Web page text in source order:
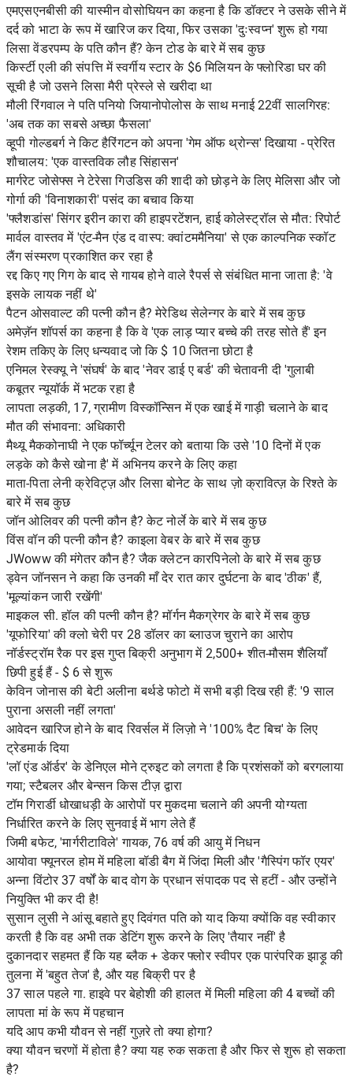
एमएसएनबीसी की यास्मीन वोसोघियन का कहना है कि डॉक्टर ने उसके सीने में
दर्द को भाटा के रूप में खारिज कर दिया, फिर उसका 'दुःस्वप्न' शुरू हो गया
लिसा वेंडरपम्प के पति कौन हैं? केन टोड के बारे में सब कुछ
किर्स्टी एली की संपत्ति में स्वर्गीय स्टार के $6 मिलियन के फ्लोरिडा घर की
सूची है जो उसने लिसा मैरी प्रेस्ले से खरीदा था
मौली रिंगवाल ने पति पनियो जियानोपोलोस के साथ मनाई 22वीं सालगिरह:
'अब तक का सबसे अच्छा फैसला'
व्हूपी गोल्डबर्ग ने किट हैरिंगटन को अपना 'गेम ऑफ थ्रोन्स' दिखाया - प्रेरित
शौचालय: 'एक वास्तविक लौह सिंहासन'
मार्गरेट जोसेफ्स ने टेरेसा गिउडिस की शादी को छोड़ने के लिए मेलिसा और जो
गोर्गा की 'विनाशकारी' पसंद का बचाव किया
'फ्लैशडांस' सिंगर इरीन कारा की हाइपरटेंशन, हाई कोलेस्ट्रॉल से मौत: रिपोर्ट
मार्वल वास्तव में 'एंट-मैन एंड द वास्प: क्वांटममैनिया' से एक काल्पनिक स्कॉट
लैंग संस्मरण प्रकाशित कर रहा है
रद्द किए गए गिग के बाद से गायब होने वाले रैपर्स से संबंधित माना जाता है: 'वे
इसके लायक नहीं थे'
पैटन ओसवाल्ट की पत्नी कौन है? मेरेडिथ सेलेन्गर के बारे में सब कुछ
अमेज़ॅन शॉपर्स का कहना है कि वे 'एक लाड़ प्यार बच्चे की तरह सोते हैं' इन
रेशम तकिए के लिए धन्यवाद जो कि $ 10 जितना छोटा है
एनिमल रेस्क्यू ने 'संघर्ष' के बाद 'नेवर डाई ए बर्ड' की चेतावनी दी 'गुलाबी
कबूतर न्यूयॉर्क में भटक रहा है
लापता लड़की, 17, ग्रामीण विस्कॉन्सिन में एक खाई में गाड़ी चलाने के बाद
मौत की संभावना: अधिकारी
मैथ्यू मैककोनाघी ने एक फॉर्च्यून टेलर को बताया कि उसे '10 दिनों में एक
लड़के को कैसे खोना है' में अभिनय करने के लिए कहा
माता-पिता लेनी क्रेविट्ज़ और लिसा बोनेट के साथ ज़ो क्रावित्ज़ के रिश्ते के
बारे में सब कुछ
जॉन ओलिवर की पत्नी कौन है? केट नोर्ले के बारे में सब कुछ
विंस वॉन की पत्नी कौन है? काइला वेबर के बारे में सब कुछ
JWoww की मंगेतर कौन है? जैक क्लेटन कारपिनेलो के बारे में सब कुछ
ड्वेन जॉनसन ने कहा कि उनकी माँ देर रात कार दुर्घटना के बाद 'ठीक' हैं,
'मूल्यांकन जारी रखेंगी'
माइकल सी. हॉल की पत्नी कौन है? मॉर्गन मैकग्रेगर के बारे में सब कुछ
'यूफोरिया' की क्लो चेरी पर 28 डॉलर का ब्लाउज चुराने का आरोप
नॉर्डस्ट्रॉम रैक पर इस गुप्त बिक्री अनुभाग में 2,500+ शीत-मौसम शैलियाँ
छिपी हुई हैं - $ 6 से शुरू
केविन जोनास की बेटी अलीना बर्थडे फोटो में सभी बड़ी दिख रही हैं: '9 साल
पुराना असली नहीं लगता'
आवेदन खारिज होने के बाद रिवर्सल में लिज़ो ने '100% दैट बिच' के लिए
ट्रेडमार्क दिया
'लॉ एंड ऑर्डर' के डेनिएल मोने ट्रुइट को लगता है कि प्रशंसकों को बरगलाया
गया; स्टैबलर और बेन्सन किस टीज़ द्वारा
टॉम गिरार्डी धोखाधड़ी के आरोपों पर मुकदमा चलाने की अपनी योग्यता
निर्धारित करने के लिए सुनवाई में भाग लेते हैं
जिमी बफेट, 'मार्गरीटाविले' गायक, 76 वर्ष की आयु में निधन
आयोवा फ्यूनरल होम में महिला बॉडी बैग में जिंदा मिली और 'गैस्पिंग फॉर एयर'
अन्ना विंटोर 37 वर्षों के बाद वोग के प्रधान संपादक पद से हटीं - और उन्होंने
नियुक्ति भी कर दी है!
सुसान लुसी ने आंसू बहाते हुए दिवंगत पति को याद किया क्योंकि वह स्वीकार
करती है कि वह अभी तक डेटिंग शुरू करने के लिए 'तैयार नहीं' है
दुकानदार सहमत हैं कि यह ब्लैक + डेकर फ्लोर स्वीपर एक पारंपरिक झाड़ू की
तुलना में 'बहुत तेज' है, और यह बिक्री पर है
37 साल पहले गा. हाइवे पर बेहोशी की हालत में मिली महिला की 4 बच्चों की
लापता मां के रूप में पहचान
यदि आप कभी यौवन से नहीं गुज़रे तो क्या होगा?
क्या यौवन चरणों में होता है? क्या यह रुक सकता है और फिर से शुरू हो सकता
है?